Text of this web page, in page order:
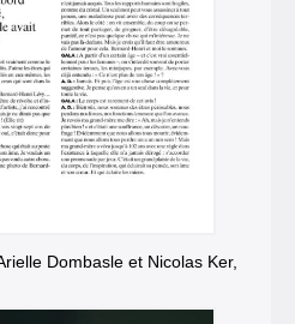
Dombasle et Nicolas Ker,